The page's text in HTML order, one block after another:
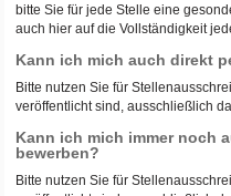
bitte Sie für jede Stelle eine
auch hier auf die Vollständigkeit
Kann ich mich auch direkt
Bitte nutzen Sie für
veröffentlicht sind, ausschließlich
Kann ich mich immer noch
bewerben?
Bitte nutzen Sie für